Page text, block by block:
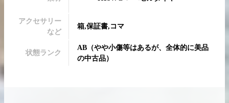
アクセサリー
など
箱,保証書,コマ
状態ランク
AB （やや小傷等はあるが、全体的に美品
の中古品）